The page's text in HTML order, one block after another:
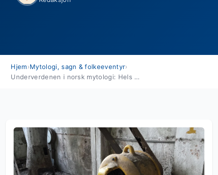
Hjem›Mytologi, sagn & folkeeventyr›
Underverdenen i norsk mytologi: Hels rike og reisen til de døde